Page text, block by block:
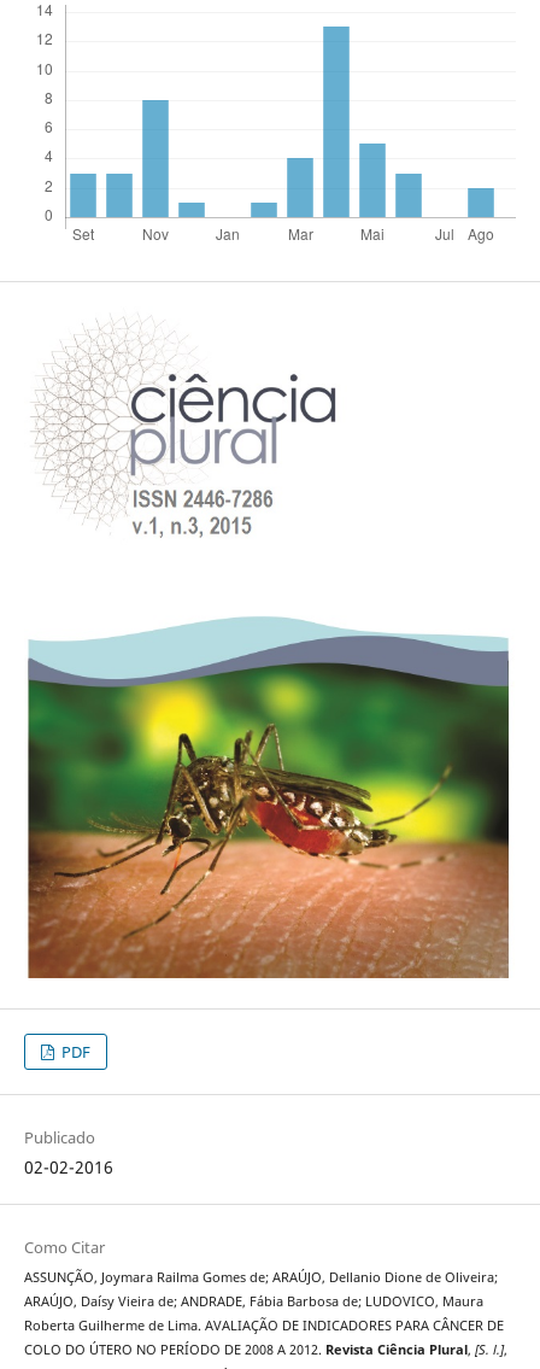
PDF
Publicado
02-02-2016
Como Citar
ASSUNÇÃO, Joymara Railma Gomes de; ARAÚJO, Dellanio Dione de Oliveira;
ARAÚJO, Daísy Vieira de; ANDRADE, Fábia Barbosa de; LUDOVICO, Maura
Roberta Guilherme de Lima. AVALIAÇÃO DE INDICADORES PARA CÂNCER DE
COLO DO ÚTERO NO PERÍODO DE 2008 A 2012. Revista Ciência Plural, [S. l.],